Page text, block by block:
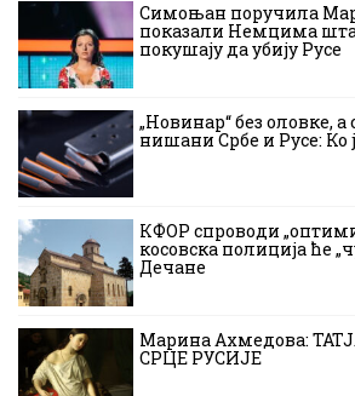
Симоњан поручила
показали Немцима
покушају да убију Русе
„Новинар“ без оловке,
нишани Србе и Русе: Ко
КФОР спроводи
косовска полиција ће
Дечане
Марина Ахмедова:
СРЦЕ РУСИЈЕ